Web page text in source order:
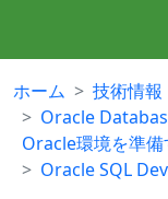
ホーム 技術情報
Oracle
Oracle環境を準備
Oracle SQL